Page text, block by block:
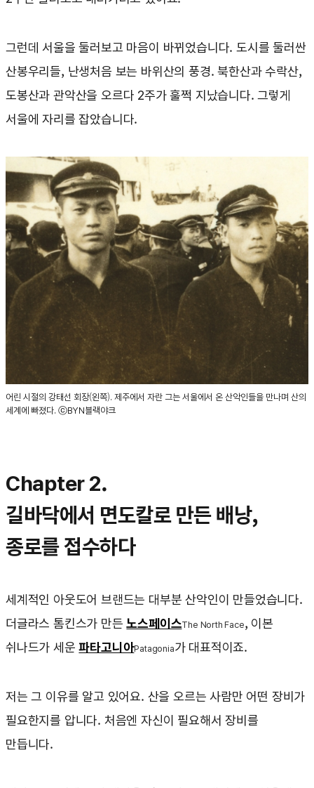
그런데 서울을 둘러보고 마음이 바뀌었습니다. 도시를 둘러싼
산봉우리들, 난생처음 보는 바위산의 풍경. 북한산과 수락산,
도봉산과 관악산을 오르다 2주가 훌쩍 지났습니다. 그렇게
서울에 자리를 잡았습니다.
어린 시절의 강태선 회장(왼쪽). 제주에서 자란 그는 서울에서 온 산악인들을 만나며 산의
세계에 빠졌다. ⓒBYN블랙야크
Chapter 2.
길바닥에서 면도칼로 만든 배낭,
종로를 접수하다
세계적인 아웃도어 브랜드는 대부분 산악인이 만들었습니다.
더글라스 톰킨스가 만든노스페이스The North Face, 이본
쉬나드가 세운파타고니아Patagonia가 대표적이죠.
저는 그 이유를 알고 있어요. 산을 오르는 사람만 어떤 장비가
필요한지를 압니다. 처음엔 자신이 필요해서 장비를
만듭니다.